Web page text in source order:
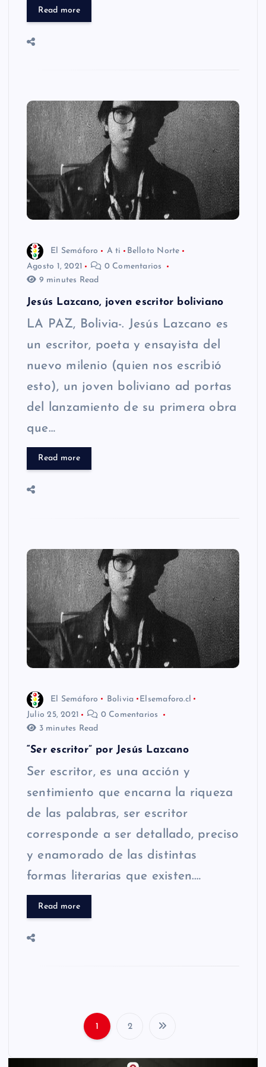
Read more
El Semáforo A ti
Belloto Norte
Agosto 1, 2021
0 Comentarios
9 minutes Read
Jesús Lazcano, joven escritor boliviano
LA PAZ, Bolivia-. Jesús Lazcano es
un escritor, poeta y ensayista del
nuevo milenio (quien nos escribió
esto), un joven boliviano ad portas
del lanzamiento de su primera obra
que…
Read more
El Semáforo Bolivia
Elsemaforo.cl
Julio 25, 2021
0 Comentarios
3 minutes Read
“Ser escritor” por Jesús Lazcano
Ser escritor, es una acción y
sentimiento que encarna la riqueza
de las palabras, ser escritor
corresponde a ser detallado, preciso
y enamorado de las distintas
formas literarias que existen.…
Read more
1 2